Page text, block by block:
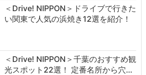
＜Drive! NIPPON＞ドライブで行きた
い関東で人気の浜焼き12選を紹介！
＜Drive! NIPPON＞千葉のおすすめ観
光スポット22選！ 定番名所から穴…